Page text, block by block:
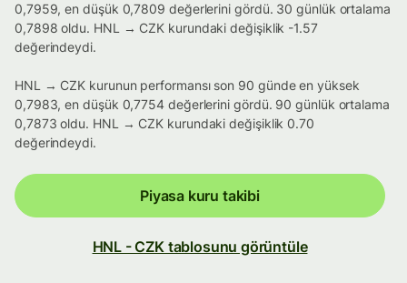
0,7959, en düşük 0,7809 değerlerini gördü. 30 günlük ortalama
0,7898 oldu. HNL → CZK kurundaki değişiklik -1.57
değerindeydi.
HNL → CZK kurunun performansı son 90 günde en yüksek
0,7983, en düşük 0,7754 değerlerini gördü. 90 günlük ortalama
0,7873 oldu. HNL → CZK kurundaki değişiklik 0.70
değerindeydi.
Piyasa kuru takibi
HNL - CZK tablosunu görüntüle